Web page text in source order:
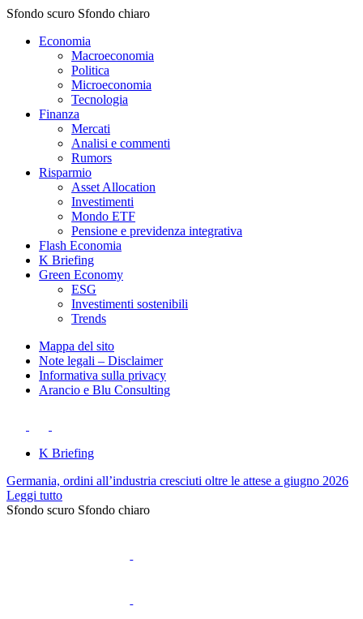
Sfondo scuro Sfondo chiaro
Economia
Macroeconomia
Politica
Microeconomia
Tecnologia
Finanza
Mercati
Analisi e commenti
Rumors
Risparmio
Asset Allocation
Investimenti
Mondo ETF
Pensione e previdenza integrativa
Flash Economia
K Briefing
Green Economy
ESG
Investimenti sostenibili
Trends
Mappa del sito
Note legali – Disclaimer
Informativa sulla privacy
Arancio e Blu Consulting
K Briefing
Germania, ordini all’industria cresciuti oltre le attese a giugno 2026
Leggi tutto
Sfondo scuro Sfondo chiaro